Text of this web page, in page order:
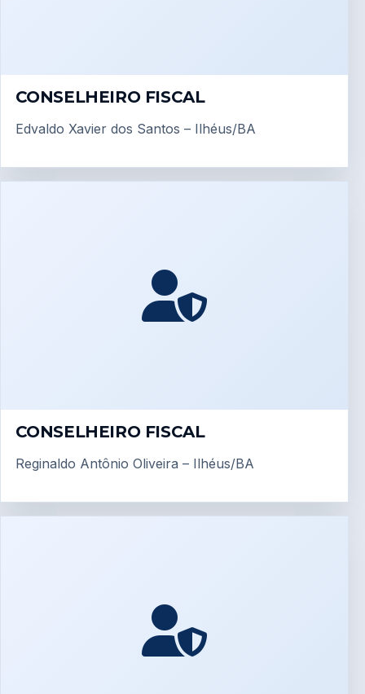
CONSELHEIRO FISCAL
Edvaldo Xavier dos Santos – Ilhéus/BA
CONSELHEIRO FISCAL
Reginaldo Antônio Oliveira – Ilhéus/BA